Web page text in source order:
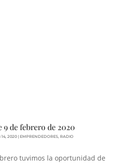
de febrero de 2020
14, 2020| EMPRENDEDORES, RADIO
tuvimos la oportunidad de